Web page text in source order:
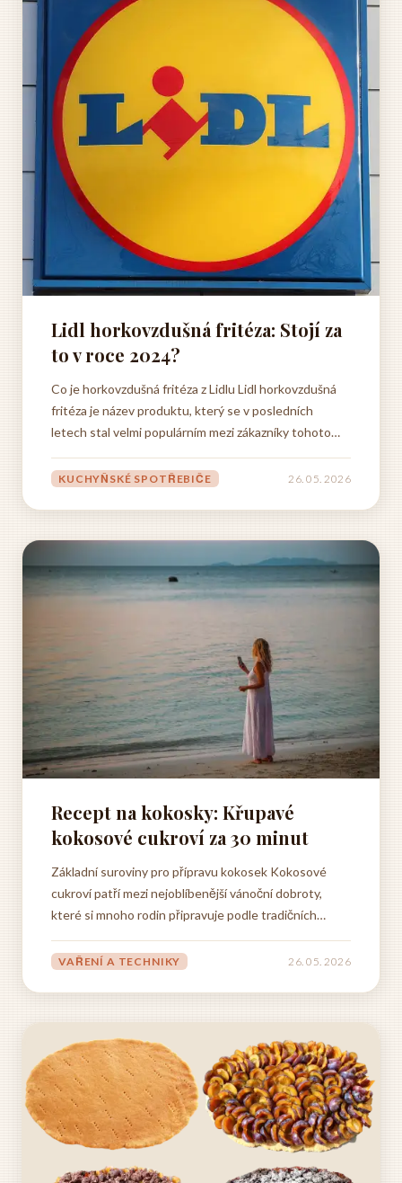
Lidl horkovzdušná fritéza: Stojí za
to v roce 2024?
Co je horkovzdušná fritéza z Lidlu Lidl horkovzdušná
fritéza je název produktu, který se v posledních
letech stal velmi populárním mezi zákazníky tohoto
moderní způsob přípravy jídel, který kombinuje
KUCHYŇSKÉ SPOTŘEBIČE 26. 05. 2026
Recept na kokosky: Křupavé
kokosové cukroví za 30 minut
Základní suroviny pro přípravu kokosek Kokosové
cukroví patří mezi nejoblíbenější vánoční dobroty,
které si mnoho rodin připravuje podle tradičních
přípravu těchto lahodných pokušení je zapotřebí
VAŘENÍ A TECHNIKY 26. 05. 2026